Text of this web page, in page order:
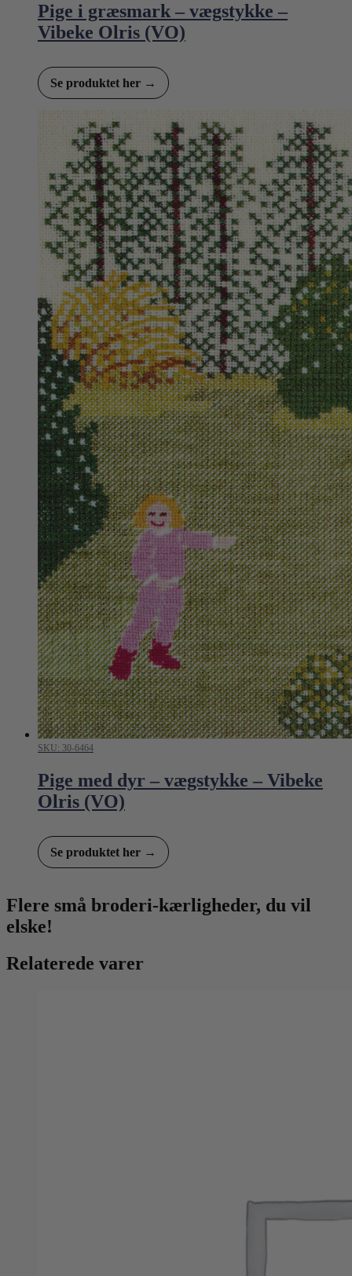
Pige i græsmark – vægstykke –
Vibeke Olris (VO)
Se produktet her →
SKU: 30-6464
Pige med dyr – vægstykke – Vibeke
Olris (VO)
Se produktet her →
Flere små broderi-kærligheder, du vil
elske!
Relaterede varer